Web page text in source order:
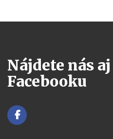
Nájdete nás
Facebooku